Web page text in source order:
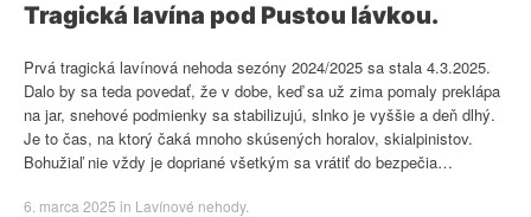
Tragická lavína pod Pustou lávkou.
Prvá tragická lavínová nehoda sezóny 2024/2025 sa stala 4.3.2025.
Dalo by sa teda povedať, že v dobe, keď sa už zima pomaly preklápa
na jar, snehové podmienky sa stabilizujú, slnko je vyššie a deň dlhý.
Je to čas, na ktorý čaká mnoho skúsených horalov, skialpinistov.
Bohužiaľ nie vždy je dopriané všetkým sa vrátiť do bezpečia…
6. marca 2025 in Lavínové nehody.